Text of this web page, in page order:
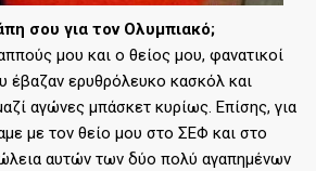
σου για τον Ολυμπιακό;
μου και ο θείος μου, φανατικοί
έβαζαν ερυθρόλευκο κασκόλ και
αγώνες μπάσκετ κυρίως. Επίσης, για
με τον θείο μου στο ΣΕΦ και στο
αυτών των δύο πολύ αγαπημένων